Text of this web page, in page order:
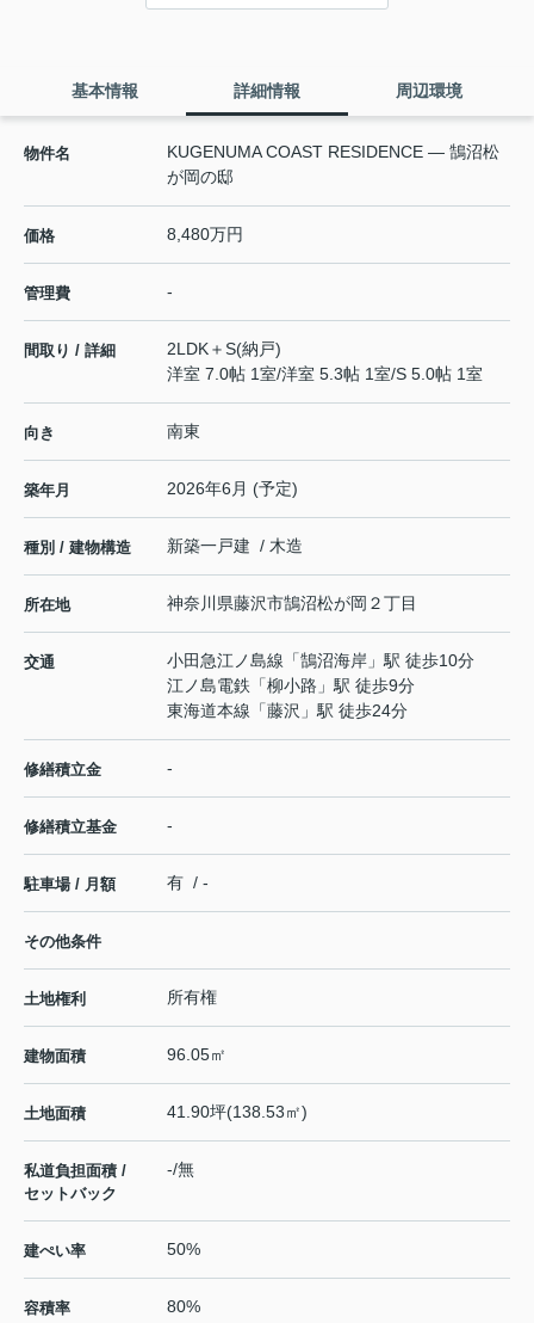
基本情報 詳細情報 周辺環境
物件名
KUGENUMA COAST RESIDENCE — 鵠沼松
が岡の邸
価格 8,480万円
管理費 -
間取り / 詳細
2LDK＋S(納戸)
洋室 7.0帖 1室/洋室 5.3帖 1室/S 5.0帖 1室
向き 南東
築年月 2026年6月 (予定)
種別 / 建物構造 新築一戸建 / 木造
所在地 神奈川県藤沢市鵠沼松が岡 ２丁目
交通 小田急江ノ島線 「鵠沼海岸 」駅 徒歩10分
江ノ島電鉄 「柳小路 」駅 徒歩9分
東海道本線 「藤沢 」駅 徒歩24分
修繕積立金 -
修繕積立基金 -
駐車場 / 月額 有 / -
その他条件
土地権利 所有権
建物面積 96.05㎡
土地面積 41.90坪(138.53㎡)
私道負担面積 /
セットバック
-/無
建ぺい率 50%
容積率 80%